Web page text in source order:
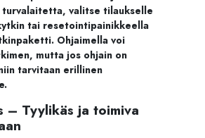
turvalaitetta, valitse tilaukselle
tai resetointipainikkeella
Ohjaimella voi
mutta jos ohjain on
tarvitaan erillinen
– Tyylikäs ja toimiva